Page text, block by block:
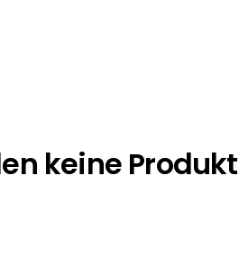
keine